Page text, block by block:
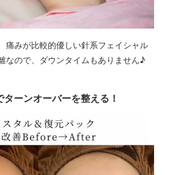
痛みが比較的優しい針系フェイシャル
なので、ダウンタイムもありません♪
ーンオーバーを整える！